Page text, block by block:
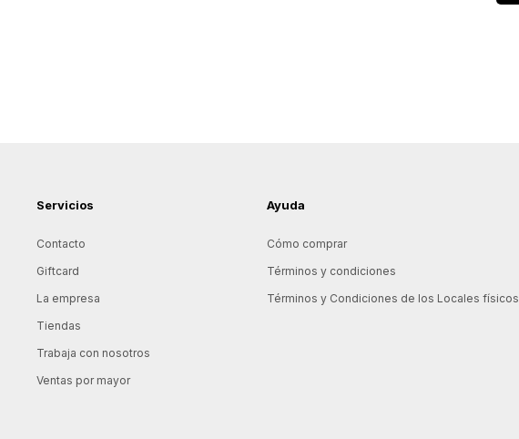
Servicios
Contacto
Giftcard
La empresa
Tiendas
Trabaja con nosotros
Ventas por mayor
Ayuda
Cómo comprar
Términos y condiciones
Términos y Condiciones de los Locales físicos